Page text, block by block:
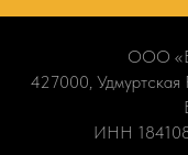
ООО
427000, Удмуртская
ИНН